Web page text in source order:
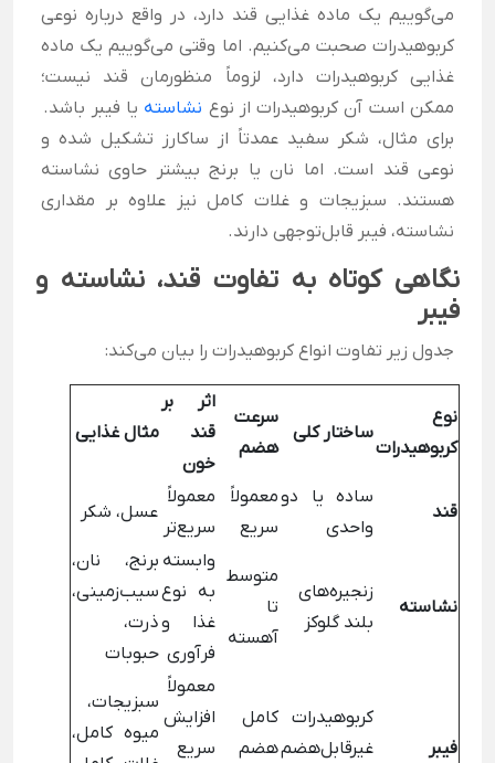
می‌گوییم یک ماده غذایی قند دارد، در واقع درباره نوعی
کربوهیدرات صحبت می‌کنیم. اما وقتی می‌گوییم یک ماده
غذایی کربوهیدرات دارد، لزوماً منظورمان قند نیست؛
ممکن است آن کربوهیدرات از نوع نشاسته یا فیبر باشد.
برای مثال، شکر سفید عمدتاً از ساکارز تشکیل شده و
نوعی قند است. اما نان یا برنج بیشتر حاوی نشاسته
هستند. سبزیجات و غلات کامل نیز علاوه بر مقداری
نشاسته، فیبر قابل‌توجهی دارند.
نگاهی کوتاه به تفاوت قند، نشاسته و
فیبر
جدول زیر تفاوت انواع کربوهیدرات را بیان می‌کند:
نوع
کربوهیدرات
ساختار کلی
سرعت
هضم
اثر بر
قند
خون
مثال غذایی
قند
ساده یا دو
واحدی
معمولاً
سریع
معمولاً
سریع‌تر
عسل، شکر
نشاسته
زنجیره‌های
بلند گلوکز
متوسط
تا
آهسته
وابسته
به نوع
غذا و
فرآوری
برنج، نان،
سیب‌زمینی،
ذرت،
حبوبات
فیبر
کربوهیدرات
غیرقابل‌هضم
کامل
هضم
معمولاً
افزایش
سریع
سبزیجات،
میوه کامل،